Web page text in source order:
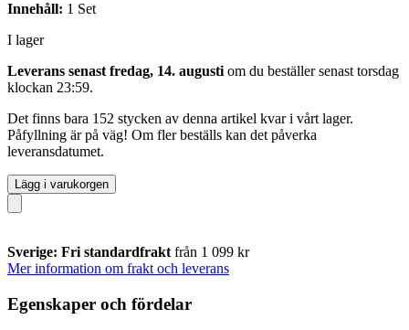
Innehåll: 1 Set
I lager
Leverans senast fredag, 14. augusti om du beställer senast torsdag
klockan 23:59.
Det finns bara 152 stycken av denna artikel kvar i vårt lager.
Påfyllning är på väg! Om fler beställs kan det påverka
leveransdatumet.
Lägg i varukorgen
Sverige: Fri standardfrakt från 1 099 kr
Mer information om frakt och leverans
Egenskaper och fördelar